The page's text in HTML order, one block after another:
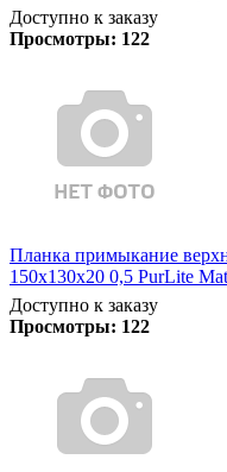
Доступно к заказу
Просмотры: 122
Планка примыкание
150х130х20 0,5 PurLite
Доступно к заказу
Просмотры: 122